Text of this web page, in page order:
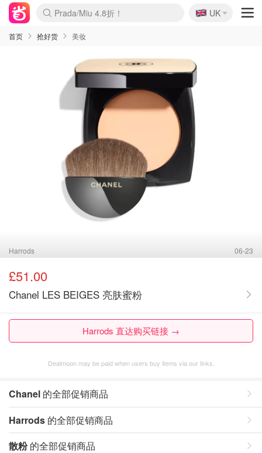
麦卢卡蜂蜜夏促！个位数！
Prada/Miu 4.8折！
啥？必胜客披萨5折！
🇬🇧
UK
首页 抢好货 美妆
Harrods 06-23
£51.00
Chanel LES BEIGES 亮肤蜜粉
Harrods 直达购买链接 →
Dealmoon may be paid when users buy items via our links.
Chanel 的全部促销商品
Harrods 的全部促销商品
散粉的全部促销商品